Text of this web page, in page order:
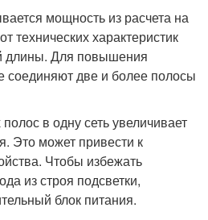
мощность из расчета на
технических характеристик
длины. Для повышения
соединяют две и более полосы
в одну сеть увеличивает
Это может привести к
Чтобы избежать
из строя подсветки,
блок питания.